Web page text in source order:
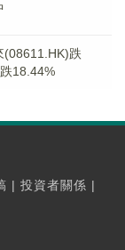
(08611.HK)跌
18.44%
| 投資者關係 |